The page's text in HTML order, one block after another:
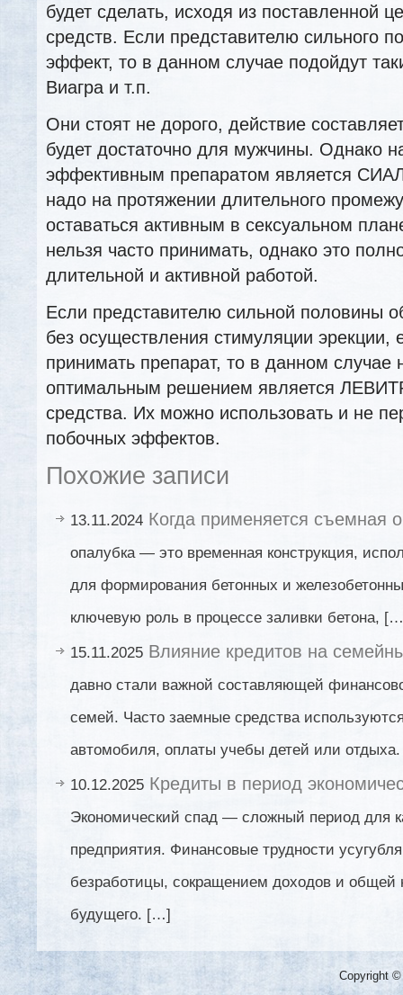
будет сделать, исходя из поставленной
средств. Если представителю сильного
эффект, то в данном случае подойдут
Виагра и т.п.
Они стоят не дорого, действие
будет достаточно для мужчины. Однако
эффективным препаратом является
надо на протяжении длительного
оставаться активным в сексуальном
нельзя часто принимать, однако это
длительной и активной работой.
Если представителю сильной половины
без осуществления стимуляции эрекции,
принимать препарат, то в данном случае
оптимальным решением является
средства. Их можно использовать и не
побочных эффектов.
Похожие записи
13.11.2024 Когда применяется съемная
опалубка — это временная конструкция,
для формирования бетонных и
ключевую роль в процессе заливки бетона,
15.11.2025 Влияние кредитов на
давно стали важной составляющей
семей. Часто заемные средства
автомобиля, оплаты учебы детей или
10.12.2025 Кредиты в период
Экономический спад — сложный период для
предприятия. Финансовые трудности
безработицы, сокращением доходов и общей
будущего. […]
Copyright ©